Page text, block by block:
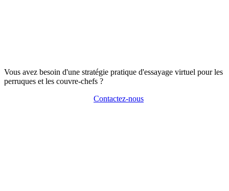
Vous avez besoin d'une stratégie pratique d'essayage virtuel pour les
perruques et les couvre-chefs ?
Contactez-nous